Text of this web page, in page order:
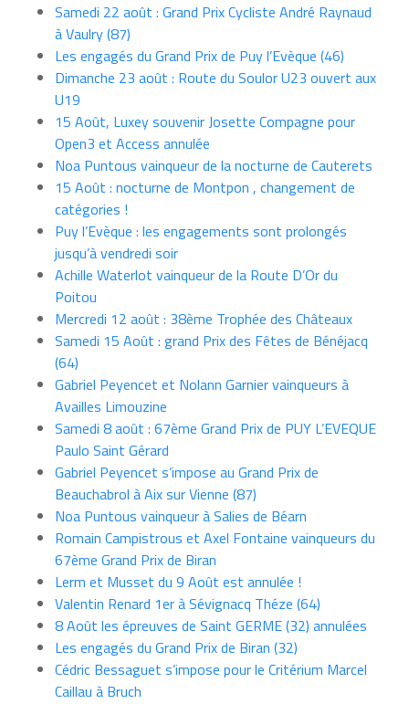
Samedi 22 août : Grand Prix Cycliste André Raynaud
à Vaulry (87)
Les engagés du Grand Prix de Puy l’Evèque (46)
Dimanche 23 août : Route du Soulor U23 ouvert aux
U19
15 Août, Luxey souvenir Josette Compagne pour
Open3 et Access annulée
Noa Puntous vainqueur de la nocturne de Cauterets
15 Août : nocturne de Montpon , changement de
catégories !
Puy l’Evèque : les engagements sont prolongés
jusqu’à vendredi soir
Achille Waterlot vainqueur de la Route D’Or du
Poitou
Mercredi 12 août : 38ème Trophée des Châteaux
Samedi 15 Août : grand Prix des Fêtes de Bénéjacq
(64)
Gabriel Peyencet et Nolann Garnier vainqueurs à
Availles Limouzine
Samedi 8 août : 67ème Grand Prix de PUY L’EVEQUE
Paulo Saint Gérard
Gabriel Peyencet s’impose au Grand Prix de
Beauchabrol à Aix sur Vienne (87)
Noa Puntous vainqueur à Salies de Béarn
Romain Campistrous et Axel Fontaine vainqueurs du
67ème Grand Prix de Biran
Lerm et Musset du 9 Août est annulée !
Valentin Renard 1er à Sévignacq Théze (64)
8 Août les épreuves de Saint GERME (32) annulées
Les engagés du Grand Prix de Biran (32)
Cédric Bessaguet s’impose pour le Critérium Marcel
Caillau à Bruch